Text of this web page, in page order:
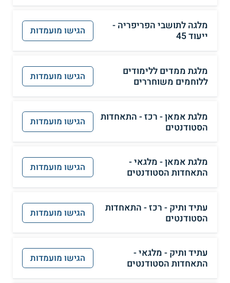
מלגה לתושבי הפריפריה -
ייעוד 45
הגישו מועמדות
מלגת ממדים ללימודים
ללוחמים משוחררים
הגישו מועמדות
מלגת אמאן - רכז - התאחדות
הסטודנטים
הגישו מועמדות
מלגת אמאן - מלגאי -
התאחדות הסטודנטים
הגישו מועמדות
עתיד ותיק - רכז - התאחדות
הסטודנטים
הגישו מועמדות
עתיד ותיק - מלגאי -
התאחדות הסטודנטים
הגישו מועמדות